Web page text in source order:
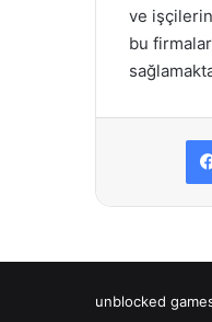
ve işçilerin
bu
unblocked